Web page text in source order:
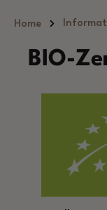
Hauptinhalt
Home
BIO-